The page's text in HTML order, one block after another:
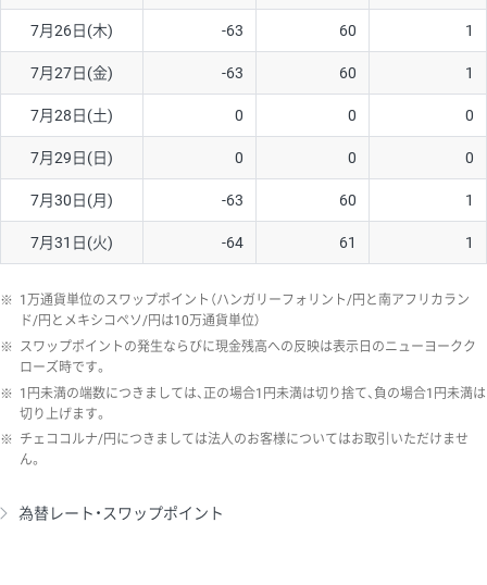
7月26日(木) -63 60 1
7月27日(金) -63 60 1
7月28日(土) 0 0 0
7月29日(日) 0 0 0
7月30日(月) -63 60 1
7月31日(火) -64 61 1
※ 1万通貨単位のスワップポイント（ハンガリーフォリント/円と南アフリカラン
ド/円とメキシコペソ/円は10万通貨単位）
※ スワップポイントの発生ならびに現金残高への反映は表示日のニューヨークク
ローズ時です。
※ 1円未満の端数につきましては、正の場合1円未満は切り捨て、負の場合1円未満は
切り上げます。
※ チェココルナ/円につきましては法人のお客様についてはお取引いただけませ
ん。
為替レート・スワップポイント